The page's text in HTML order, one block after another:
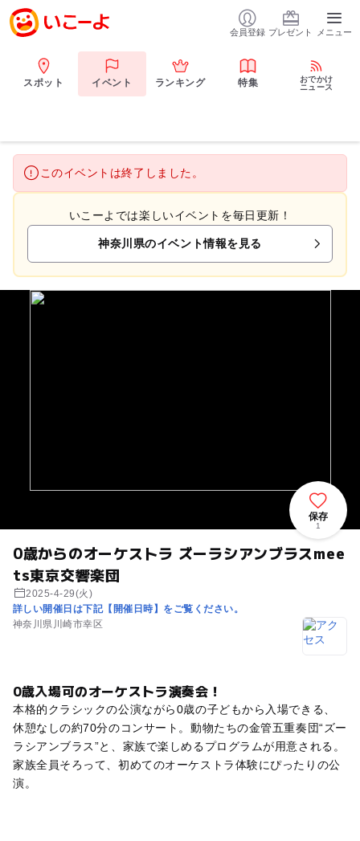
会員登録 プレゼント メニュー
スポット イベント ランキング 特集
おでかけ
ニュース
このイベントは終了しました。
いこーよでは楽しいイベントを毎日更新！
神奈川県のイベント情報を見る
0歳からのオーケストラ ズーラシアンブラスmee
ts東京交響楽団
2025-4-29(火)
詳しい開催日は下記【開催日時】をご覧ください。
神奈川県川崎市幸区
保存
1
0歳入場可のオーケストラ演奏会！
本格的クラシックの公演ながら0歳の子どもから入場できる、
休憩なしの約70分のコンサート。動物たちの金管五重奏団“ズー
ラシアンブラス”と、家族で楽しめるプログラムが用意される。
家族全員そろって、初めてのオーケストラ体験にぴったりの公
演。